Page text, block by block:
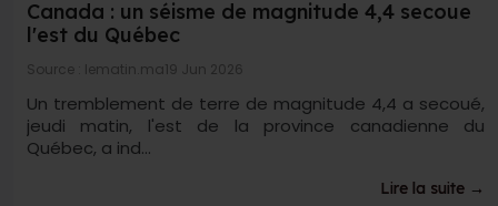
Canada : un séisme de magnitude 4,4 secoue
l'est du Québec
Source : lematin.ma19 Jun 2026
Un tremblement de terre de magnitude 4,4 a secoué,
jeudi matin, l'est de la province canadienne du
Québec, a ind...
Lire la suite →